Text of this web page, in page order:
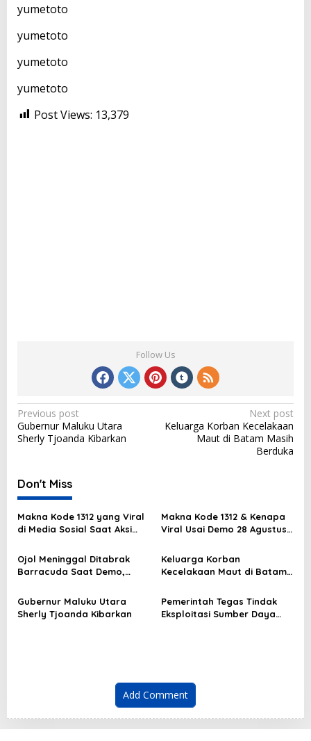
yumetoto
yumetoto
yumetoto
yumetoto
Post Views: 13,379
Follow Us
P
o
t
n
a
v
i
g
t
Previous post
Gubernur Maluku Utara
Sherly Tjoanda Kibarkan
Next post
Keluarga Korban Kecelakaan
Maut di Batam Masih
Berduka
Don't Miss
Makna Kode 1312 yang Viral
di Media Sosial Saat Aksi
Makna Kode 1312 & Kenapa
Viral Usai Demo 28 Agustus
Ojol Meninggal Ditabrak
Barracuda Saat Demo,
Berduka
Keluarga Korban
Kecelakaan Maut di Batam
Gubernur Maluku Utara
Sherly Tjoanda Kibarkan
Pemerintah Tegas Tindak
Eksploitasi Sumber Daya
Add Comment